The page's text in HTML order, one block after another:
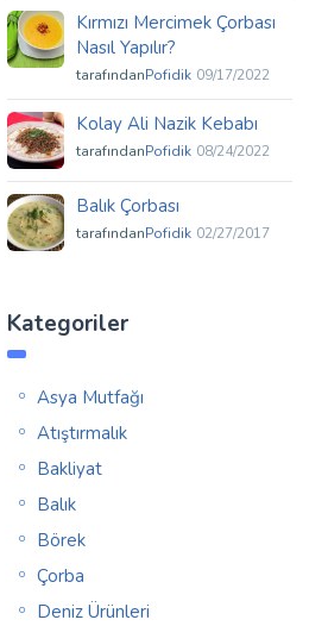
Kırmızı Mercimek Çorbası
Nasıl Yapılır?
tarafındanPofidik 09/17/2022
Kolay Ali Nazik Kebabı
tarafındanPofidik 08/24/2022
Balık Çorbası
tarafındanPofidik 02/27/2017
Kategoriler
Asya Mutfağı
Atıştırmalık
Bakliyat
Balık
Börek
Çorba
Deniz Ürünleri